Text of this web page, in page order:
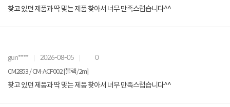
찾고 있던 제품과 딱 맞는 제품 찾아서 너무 만족스럽습니다^^
gun**** 2026-08-05 0
CM2853 / CM-ACF002 [블랙/2m]
찾고 있던 제품과 딱 맞는 제품 찾아서 너무 만족스럽습니다^^